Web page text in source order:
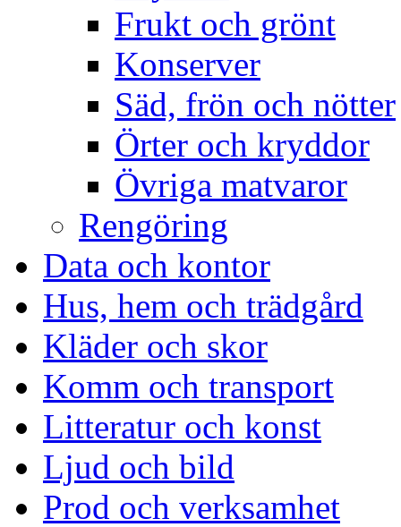
Frukt och grönt
Konserver
Säd, frön och nötter
Örter och kryddor
Övriga matvaror
Rengöring
Data och kontor
Hus, hem och trädgård
Kläder och skor
Komm och transport
Litteratur och konst
Ljud och bild
Prod och verksamhet